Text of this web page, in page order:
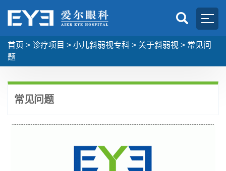
首页 > 诊疗项目 > 小儿斜弱视专科 > 关于斜弱视 > 常见问
题
常见问题